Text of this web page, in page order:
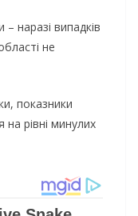
наразі випадків
не
показники
на рівні минулих